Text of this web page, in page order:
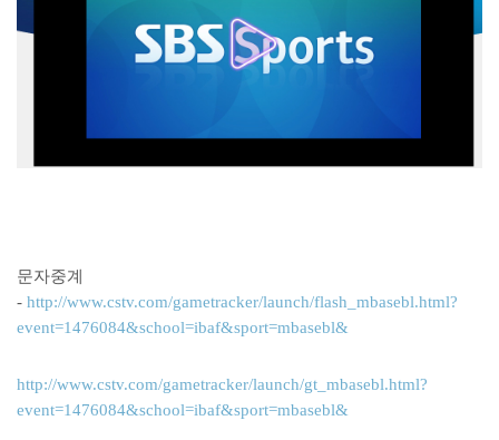
문자중계
- http://www.cstv.com/gametracker/launch/flash_mbasebl.html?
event=1476084&school=ibaf&sport=mbasebl&
http://www.cstv.com/gametracker/launch/gt_mbasebl.html?
event=1476084&school=ibaf&sport=mbasebl&